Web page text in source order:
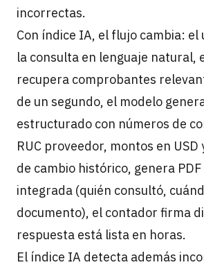
incorrectas.
Con índice IA, el flujo cambia:
la consulta en lenguaje natural,
recupera comprobantes
de un segundo, el modelo
estructurado con números de
RUC proveedor, montos en USD
de cambio histórico, genera
integrada (quién consultó,
documento), el contador firma
respuesta está lista en horas.
El índice IA detecta además